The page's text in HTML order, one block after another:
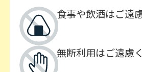
食事や飲酒はご遠
無断利用はご遠慮